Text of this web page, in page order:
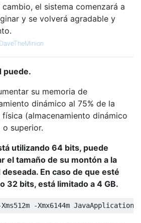
cambio, el sistema comenzará a
y se volverá agradable y
DaveTheMinion
puede.
su memoria de
dinámico al 75% de la
física (almacenamiento dinámico
o superior.
utilizando 64 bits, puede
el tamaño de su montón a la
En caso de que esté
32 bits, está limitado a 4 GB.
Xms512m -Xmx6144m JavaApplication